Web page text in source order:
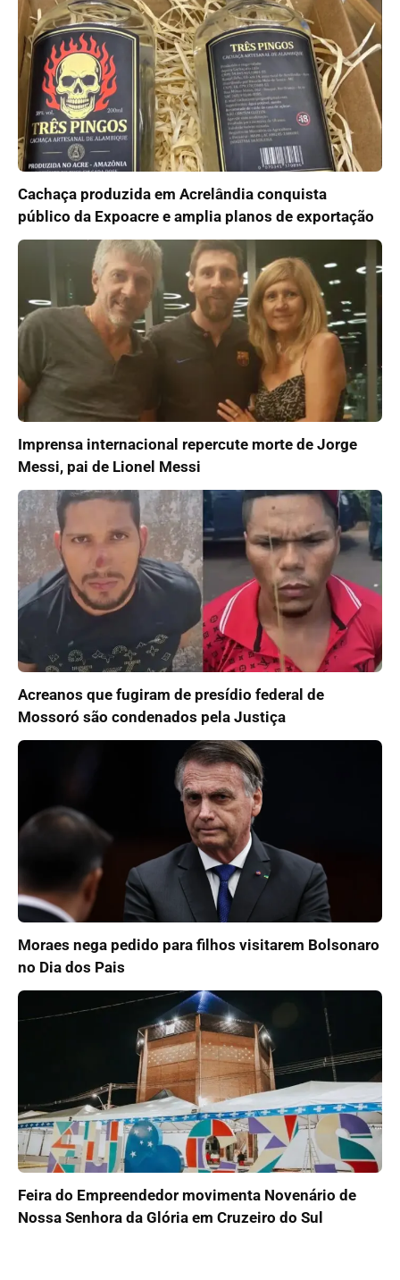
Cachaça produzida em Acrelândia conquista
público da Expoacre e amplia planos de exportação
Imprensa internacional repercute morte de Jorge
Messi, pai de Lionel Messi
Acreanos que fugiram de presídio federal de
Mossoró são condenados pela Justiça
Moraes nega pedido para filhos visitarem Bolsonaro
no Dia dos Pais
Feira do Empreendedor movimenta Novenário de
Nossa Senhora da Glória em Cruzeiro do Sul